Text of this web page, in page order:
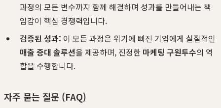
과정의 모든 변수까지 함께 해결하며 성과를 만들어내는 책
임감이 핵심 경쟁력입니다.
검증된 성과: 이 모든 과정은 위기에 빠진 기업에게 실질적인
매출 증대 솔루션을 제공하며, 진정한 마케팅 구원투수의 역
할을 수행합니다.
자주 묻는 질문 (FAQ)